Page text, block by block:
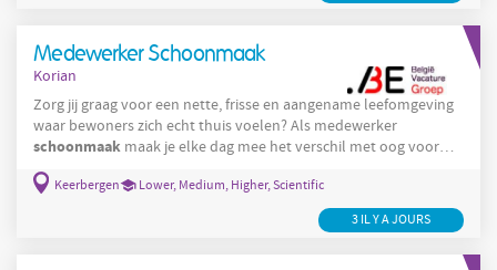
Medewerker Schoonmaak
Korian
Zorg jij graag voor een nette, frisse en aangename leefomgeving
waar bewoners zich echt thuis voelen? Als medewerker
schoonmaak maak je elke dag mee het verschil met oog voor
detail en hart voor zorg. Wie wij zijn Korian is een van de grootste
zorgaanbieders in Belgium; in de residentiële ouderenzorg, met
bijna 120 woonzorgcentra, assistentiewoningen,
dagverzorgingscentra, herstelverblijven en psychogeriatrische
Keerbergen Lower, Medium, Higher, Scientific
3 IL Y A JOURS